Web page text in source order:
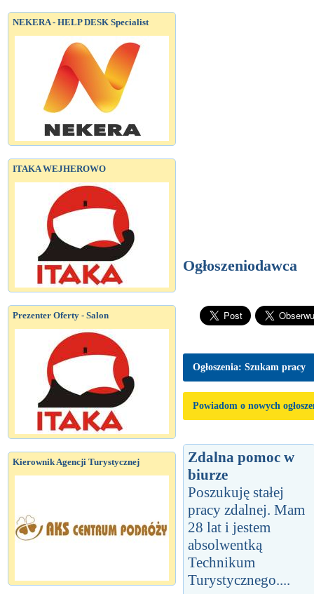
NEKERA - HELP DESK Specialist
ITAKA WEJHEROWO
Prezenter Oferty - Salon
Kierownik Agencji Turystycznej
Ogłoszeniodawca
Ogłoszenia: Szukam pracy
Powiadom o nowych
Zdalna pomoc w
biurze
Poszukuję stałej
pracy zdalnej. Mam
28 lat i jestem
absolwentką
Technikum
Turystycznego....